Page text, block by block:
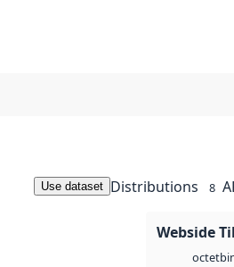
Use dataset Distributions 8
Webside
octet